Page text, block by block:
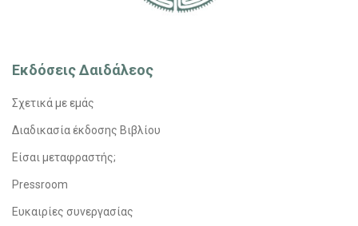
Εκδόσεις Δαιδάλεος
Σχετικά με εμάς
Διαδικασία έκδοσης Βιβλίου
Είσαι μεταφραστής;
Pressroom
Ευκαιρίες συνεργασίας